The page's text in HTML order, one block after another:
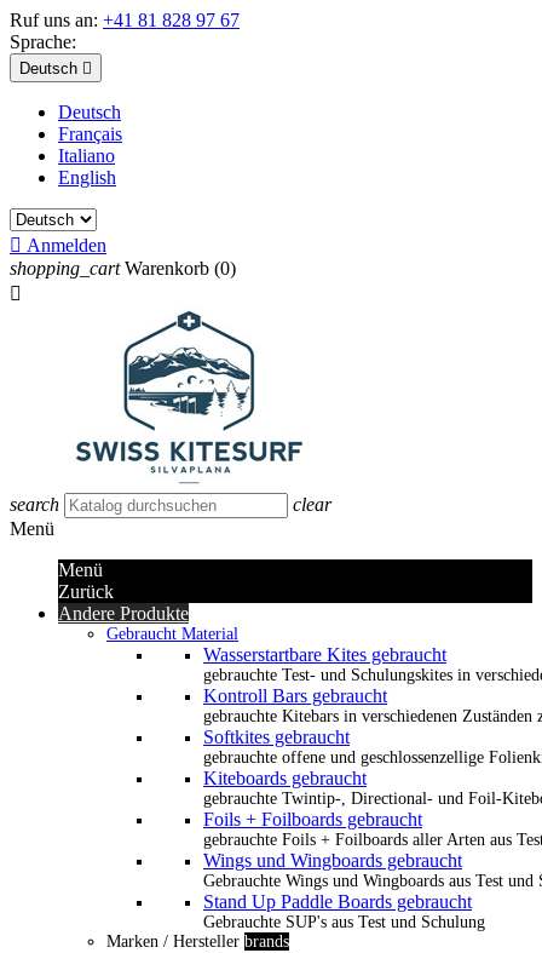
Ruf uns an: +41 81 828 97 67
Sprache:
Deutsch 
Deutsch
Français
Italiano
English
 Anmelden
shopping_cart Warenkorb (0)

search
clear
Menü
Menü
Zurück
Andere Produkte
Gebraucht Material
Wasserstartbare Kites gebraucht
gebrauchte Test- und Schulungskites in
Kontroll Bars gebraucht
gebrauchte Kitebars in verschiedenen Zuständen
Softkites gebraucht
gebrauchte offene und geschlossenzellige
Kiteboards gebraucht
gebrauchte Twintip-, Directional- und Foil-
Foils + Foilboards gebraucht
gebrauchte Foils + Foilboards aller Arten aus
Wings und Wingboards gebraucht
Gebrauchte Wings und Wingboards aus Test und
Stand Up Paddle Boards gebraucht
Gebrauchte SUP's aus Test und Schulung
Marken / Hersteller brands